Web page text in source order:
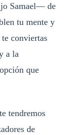
Samael— de
tu mente y
conviertas
a la
que
tendremos
de